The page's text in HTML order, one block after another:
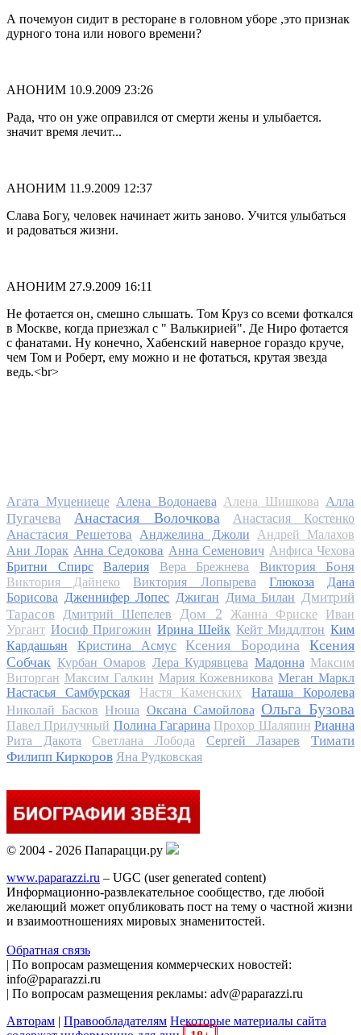
А почемуон сидит в ресторане в головном уборе ,это признак
дурного тона или нового времени?
АНОНИМ 10.9.2009 23:26
Рада, что он уже оправился от смерти жены и улыбается.
значит время лечит...
АНОНИМ 11.9.2009 12:37
Слава Богу, человек начинает жить заново. Учится улыбаться
и радоваться жизни.
АНОНИМ 27.9.2009 16:11
Не фотается он, смешно слышать. Том Круз со всеми фоткался
в Москве, когда приезжал с " Валькирией". Де Ниро фотается
с фанатами. Ну конечно, Хабенский наверное гораздо круче,
чем Том и Роберт, ему можно и не фотаться, крутая звезда
ведь.<br>
Агата Муцениеце Алена Водонаева Алена Шишкова Алла
Пугачева
Анастасия Волочкова Анастасия Костенко
Анастасия Решетова Анджелина Джоли
Андрей Малахов
Ани Лорак Анна Седокова Анна Семенович Анфиса Чехова
Бритни Спирс
Валерия Вера Брежнева Виктория Боня
Виктория Дайнеко Виктория Лопырева Глюкоза
Дана
Борисова Дженнифер Лопес Джиган Дима Билан Дмитрий
Тарасов
Дмитрий Шепелев Дом 2 Жанна Фриске
Иван
Ургант Иосиф Пригожин Ирина Шейк Кейт Миддлтон Ким
Кардашьян
Кристина Асмус Ксения Бородина
Ксения
Собчак Курбан Омаров Лера Кудрявцева Мадонна Максим
Виторган Максим Галкин Мария Кожевникова Меган Маркл
Настасья Самбурская
Настя Каменских
Наташа Королева
Николай Басков Нюша Оксана Самойлова Ольга Бузова
Павел Прилучный Полина Гагарина Прохор Шаляпин Рианна
Рита Дакота
Светлана Лобода Сергей Лазарев
Тимати
Филипп Киркоров Яна Рудковская
© 2004 - 2026 Папарацци.ру
www.paparazzi.ru – UGC (user generated content)
Информационно-развлекательное сообщество, где любой
желающий может опубликовать пост на тему о частной жизни
и взаимоотношениях мировых знаменитостей.
Обратная связь
| По вопросам размещения коммерческих новостей:
info@paparazzi.ru
| По вопросам размещения рекламы: adv@paparazzi.ru
Авторам | Правообладателям Некоторые материалы сайта